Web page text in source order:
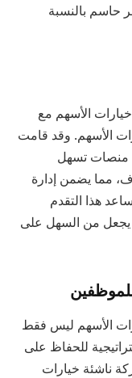
حاسم بالنسبة
خيارات الأسهم مع
الأسهم. وقد قامت
منصات تسهل
مما يضمن إدارة
هذا التقدم
يجعل من السهل على
الأسهم ليس فقط
للحفاظ على
ناشئة خيارات